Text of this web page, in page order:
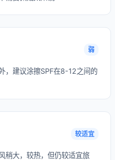
弱
，建议涂擦SPF在8-12之间的
较适宜
稍大，较热，但仍较适宜旅